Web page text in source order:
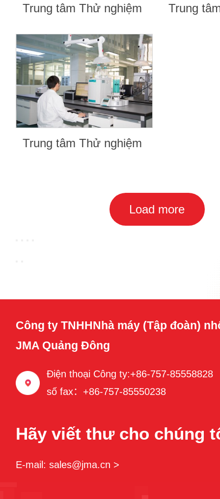
Trung tâm Thử nghiệm Trung
Trung tâm Thử nghiệm
Load more
Công ty TNHHNhà máy (Tập đoàn)
JMA Quảng Đông
Điện thoại Công ty:+86-757-85558828
số fax：+86-757-85550238
Hãy viết thư cho chúng
E-mail: sales@jma.cn >